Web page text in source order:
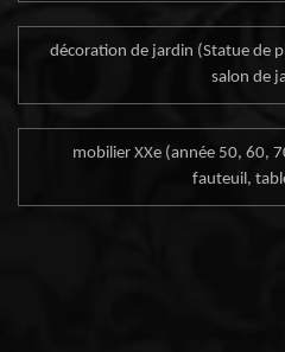
décoration de jardin (Statue de
salon de
mobilier XXe (année 50, 60,
fauteuil,